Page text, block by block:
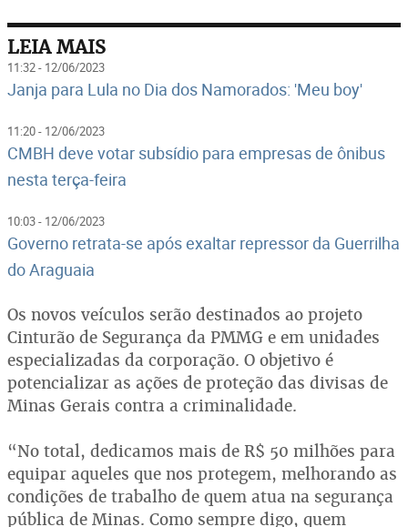
LEIA MAIS
11:32 - 12/06/2023
Janja para Lula no Dia dos Namorados: 'Meu boy'
11:20 - 12/06/2023
CMBH deve votar subsídio para empresas de ônibus
nesta terça-feira
10:03 - 12/06/2023
Governo retrata-se após exaltar repressor da Guerrilha
do Araguaia
Os novos veículos serão destinados ao projeto
Cinturão de Segurança da PMMG e em unidades
especializadas da corporação. O objetivo é
potencializar as ações de proteção das divisas de
Minas Gerais contra a criminalidade.
“No total, dedicamos mais de R$ 50 milhões para
equipar aqueles que nos protegem, melhorando as
condições de trabalho de quem atua na segurança
pública de Minas. Como sempre digo, quem